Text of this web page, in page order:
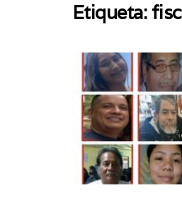
Etiqueta: